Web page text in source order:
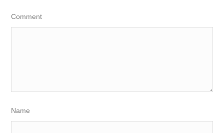
Comment
Name